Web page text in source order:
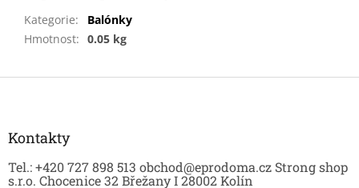
Kategorie:
Balónky
Hmotnost: 0.05 kg
Z
Kontakty
Tel.: +420 727 898 513 obchod@eprodoma.cz Strong shop
s.r.o. Chocenice 32 Břežany I 28002 Kolín